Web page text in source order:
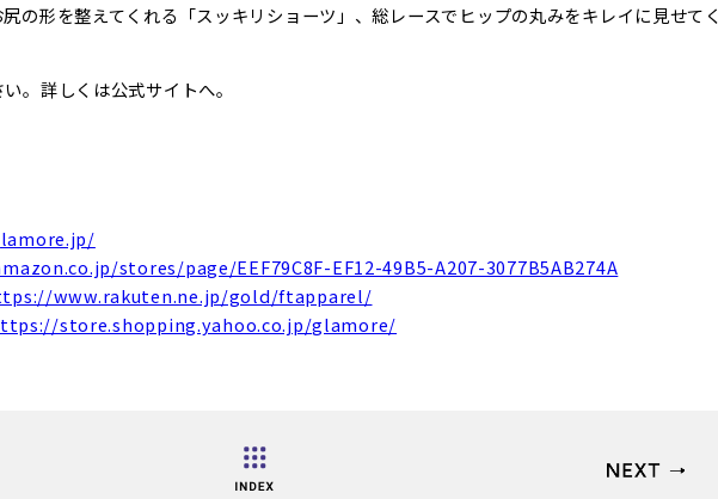
の形を整えてくれる「スッキリショーツ」、総レースでヒップの丸みをキレイに見せてく
。詳しくは公式サイトへ。
stores/page/EEF79C8F-EF12-49B5-A207-3077B5AB274A
www.rakuten.ne.jp/gold/ftapparel/
store.shopping.yahoo.co.jp/glamore/